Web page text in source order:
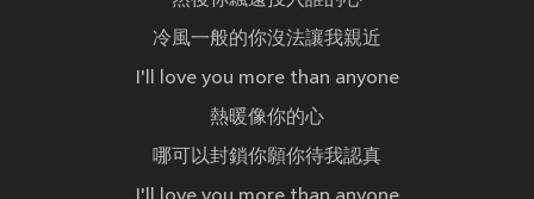
冷風一般的你沒法讓我親近
I'll love you more than anyone
熱暖像你的心
哪可以封鎖你願你待我認真